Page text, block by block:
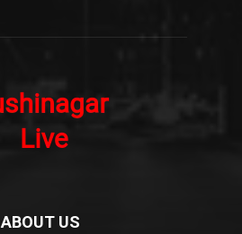
ABOUT US